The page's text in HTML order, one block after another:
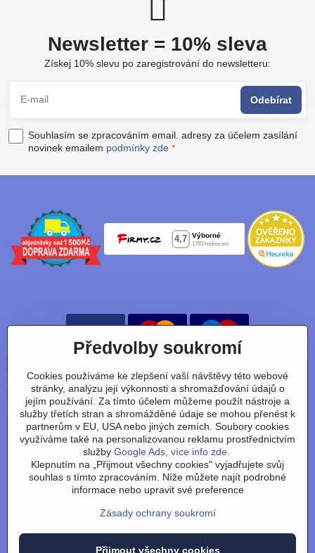
Newsletter = 10% sleva
Získej 10% slevu po zaregistrování do newsletteru:
Odebírat
Souhlasím se zpracováním email. adresy za účelem zasílání
novinek emailem podmínky zde *
Nájdete nás taky na:
Facebook Instagram Youtube Tiktok
Obchodní podmínky/vrácení zboží/reklamace/výměna
zboží/články/technologie/recenze/o nás /FAQ/kontakt
©2026Copyright
Předvolby soukromí
Cookies používáme ke zlepšení vaší návštěvy této webové
stránky, analýzu její výkonnosti a shromažďování údajů o
jejím používání. Za tímto účelem můžeme použít nástroje a
služby třetích stran a shromážděné údaje se mohou přenést k
partnerům v EU, USA nebo jiných zemích. Soubory cookies
využíváme také na personalizovanou reklamu prostřednictvím
služby Google Ads, více info zde.
Klepnutím na „Přijmout všechny cookies" vyjadřujete svůj
souhlas s tímto zpracováním. Níže můžete najít podrobné
informace nebo upravit své preference
Zásady ochrany soukromí
Přijmout všechny cookies